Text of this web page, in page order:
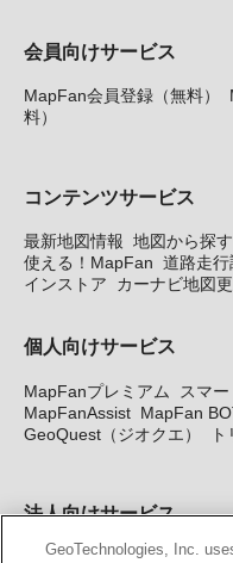
会員向けサービス
MapFan会員登録（無料）
料）
コンテンツサービス
最新地図情報 地図から探
使える！MapFan 道路走
インストア
カーナビ地図
個人向けサービス
MapFanプレミアム
スマ
MapFanAssist MapFan
GeoQuest（ジオクエ）
法人向けサービス
法人向け地図・位置情報サ
GeoTechnologies, Inc.